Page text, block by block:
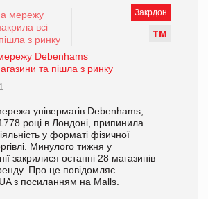
Закрдон
ТМ
Debenhams
та пішла з ринку
універмагів Debenhams,
році в Лондоні, припинила
у форматі фізичної
Минулого тижня у
закрилися останні 28 магазинів
Про це повідомляє
з посиланням на Malls.